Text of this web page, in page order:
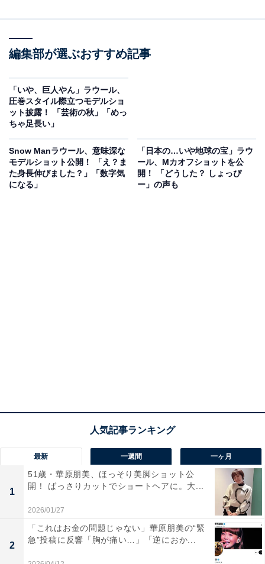
編集部が選ぶおすすめ記事
「いや、巨人やん」ラウール、
圧巻スタイル際立つモデルショ
ット披露！ 「芸術の秋」「めっ
ちゃ足長い」
Snow Manラウール、意味深な
モデルショット公開！ 「え？ま
た身長伸びました？」「数字気
になる」
「日本の…いや地球の宝」ラウ
ール、Mカオフショットを公
開！ 「どうした？ しょっぴ
ー」の声も
最新 一週間 一ヶ月
1
51歳・華原朋美、ほっそり美脚ショット公
開！ ばっさりカットでショートヘアに。大...
2026/01/27
2
「これはお金の問題じゃない」華原朋美の“緊
急”投稿に反響「胸が痛い…」「逆におか...